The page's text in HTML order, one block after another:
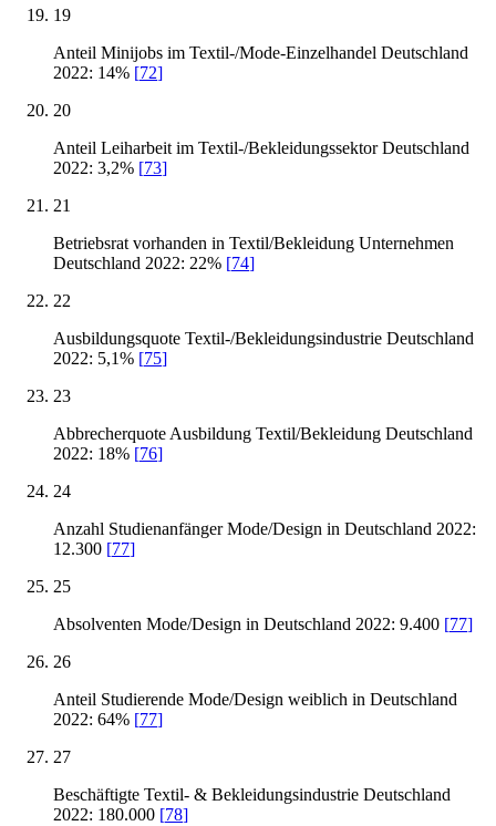
19
Anteil Minijobs im Textil-/Mode-Einzelhandel Deutschland
2022: 14% [72]
20
Anteil Leiharbeit im Textil-/Bekleidungssektor Deutschland
2022: 3,2% [73]
21
Betriebsrat vorhanden in Textil/Bekleidung Unternehmen
Deutschland 2022: 22% [74]
22
Ausbildungsquote Textil-/Bekleidungsindustrie Deutschland
2022: 5,1% [75]
23
Abbrecherquote Ausbildung Textil/Bekleidung Deutschland
2022: 18% [76]
24
Anzahl Studienanfänger Mode/Design in Deutschland 2022:
12.300 [77]
25
Absolventen Mode/Design in Deutschland 2022: 9.400 [77]
26
Anteil Studierende Mode/Design weiblich in Deutschland
2022: 64% [77]
27
Beschäftigte Textil- & Bekleidungsindustrie Deutschland
2022: 180.000 [78]